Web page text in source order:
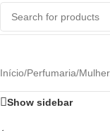
Início/Perfumaria/Mulher
Show sidebar